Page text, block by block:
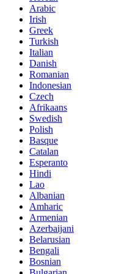
Arabic
Irish
Greek
Turkish
Italian
Danish
Romanian
Indonesian
Czech
Afrikaans
Swedish
Polish
Basque
Catalan
Esperanto
Hindi
Lao
Albanian
Amharic
Armenian
Azerbaijani
Belarusian
Bengali
Bosnian